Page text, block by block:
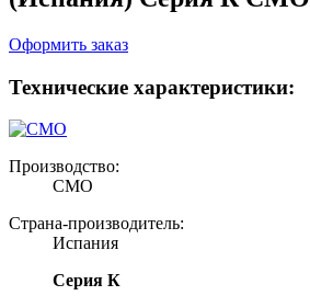
Оформить заказ
Технические характеристики:
Производство:
CMO
Страна-производитель:
Испания
Серия К